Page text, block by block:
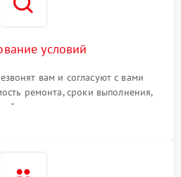
условий
вам и согласуют с вами
ремонта, сроки выполнения,
условия